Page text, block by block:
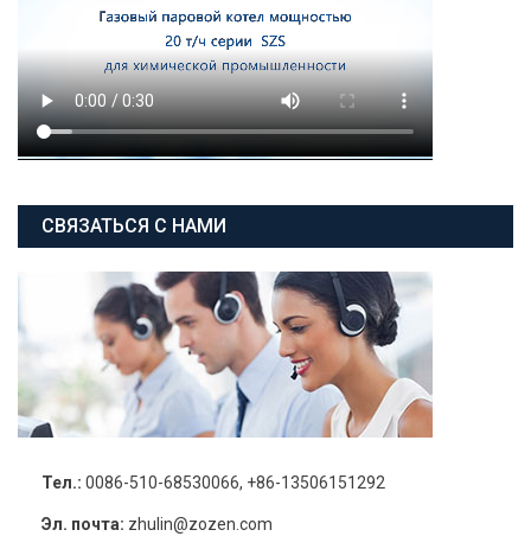
СВЯЗАТЬСЯ С НАМИ
Тел.: 0086-510-68530066, +86-13506151292
Эл. почта: zhulin@zozen.com